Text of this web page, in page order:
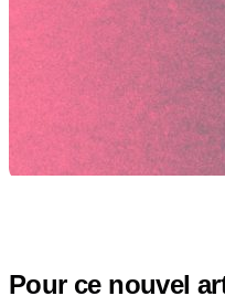
Pour ce nouvel